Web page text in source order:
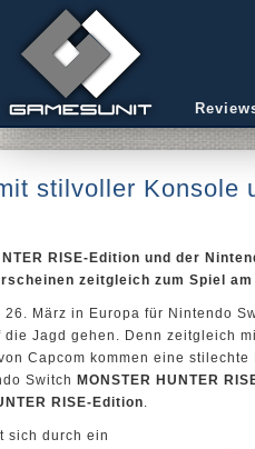
stilvoller Konsole
RISE-Edition und der
zeitgleich zum Spiel
März in Europa für Nintendo
Jagd gehen. Denn zeitgleich
Capcom kommen eine
Switch MONSTER HUNTER
RISE-Edition.
sich durch ein